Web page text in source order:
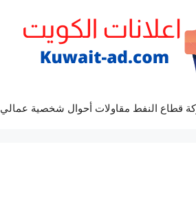
قطاع النفط مقاولات أحوال شخصية عمالي